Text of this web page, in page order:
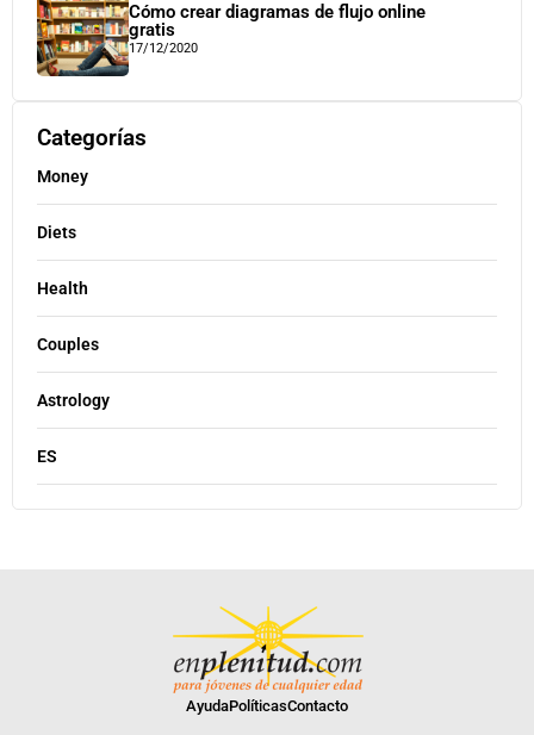
Cómo crear diagramas de flujo online
gratis
17/12/2020
Categorías
Money
Diets
Health
Couples
Astrology
ES
AyudaPolíticasContacto